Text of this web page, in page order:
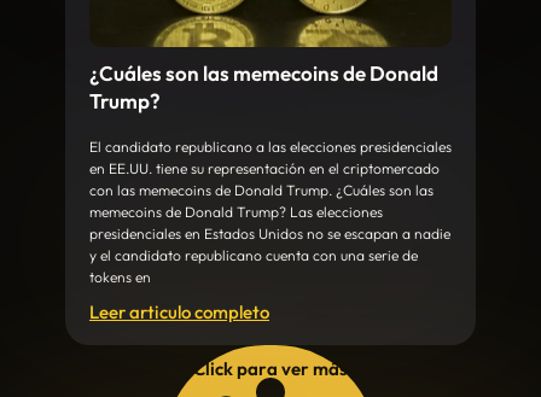
¿Cuáles son las memecoins de Donald
Trump?
El candidato republicano a las elecciones presidenciales
en EE.UU. tiene su representación en el criptomercado
con las memecoins de Donald Trump. ¿Cuáles son las
memecoins de Donald Trump? Las elecciones
presidenciales en Estados Unidos no se escapan a nadie
y el candidato republicano cuenta con una serie de
tokens en
Leer articulo completo
Click para ver más